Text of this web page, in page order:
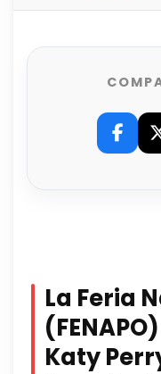
La Feria
Katy